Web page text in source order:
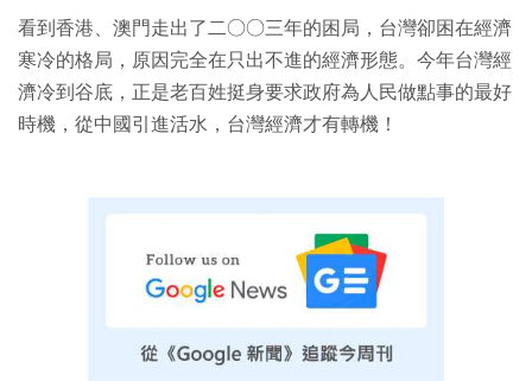
看到香港、澳門走出了二○○三年的困局，台灣卻困在經濟
寒冷的格局，原因完全在只出不進的經濟形態。今年台灣經
濟冷到谷底，正是老百姓挺身要求政府為人民做點事的最好
時機，從中國引進活水，台灣經濟才有轉機！